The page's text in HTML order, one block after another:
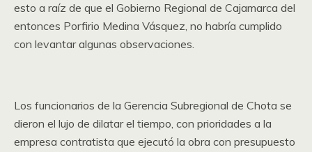
esto a raíz de que el Gobierno Regional de Cajamarca del
entonces Porfirio Medina Vásquez, no habría cumplido
con levantar algunas observaciones.
Los funcionarios de la Gerencia Subregional de Chota se
dieron el lujo de dilatar el tiempo, con prioridades a la
empresa contratista que ejecutó la obra con presupuesto